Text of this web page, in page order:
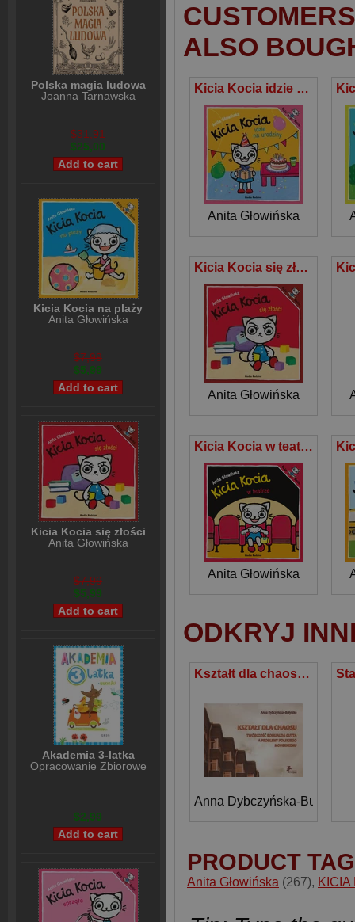
Polska magia ludowa
Joanna Tarnawska
$31,91
$25,00
Kicia Kocia na plaży
Anita Głowińska
$7,99
$5,99
Kicia Kocia się złości
Anita Głowińska
$7,99
$5,99
Akademia 3-latka
Opracowanie Zbiorowe
$2,99
ALSO
Kicia Kocia idzie na urodziny
Anita Głowińska
Kicia Kocia się złości
Anita Głowińska
Kicia Kocia w teatrze
Anita Głowińska
ODKRYJ
Kształt dla chaosu Twórczość Romualda Gutta a problemy Polskiego Modernizmu
Anna Dybczyńska-Bułyszko
PRODUCT
Anita Głowińska (267), KICIA